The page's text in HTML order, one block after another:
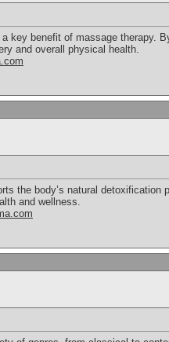
key benefit of massage therapy.
and overall physical health.
the body’s natural
and wellness.